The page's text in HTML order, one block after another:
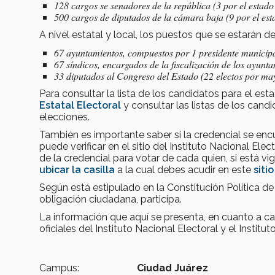
128 cargos se senadores de la república (3 por el
500 cargos de diputados de la cámara baja (9 por el
A nivel estatal y local, los puestos que se estarán
67 ayuntamientos, compuestos por 1 presidente
67 síndicos, encargados de la fiscalización de los
33 diputados al Congreso del Estado (22 electos por
Para consultar la lista de los candidatos para el
Estatal Electoral y consultar las listas de los
elecciones.
También es importante saber si la credencial se
puede verificar en el sitio del Instituto Nacional
de la credencial para votar de cada quien, si está
ubicar la casilla a la cual debes acudir en este sitio
Según está estipulado en la Constitución Política
obligación ciudadana, participa.
La información que aquí se presenta, en cuanto a
oficiales del Instituto Nacional Electoral y el
Campus:
Ciudad Juárez